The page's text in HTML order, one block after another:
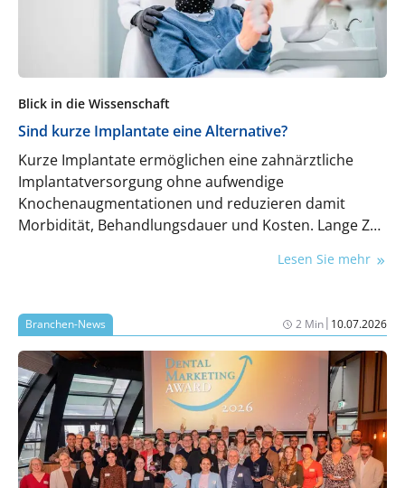
Blick in die Wissenschaft
Sind kurze Implantate eine Alternative?
Kurze Implantate ermöglichen eine zahnärztliche
Implantatversorgung ohne aufwendige
Knochenaugmentationen und reduzieren damit
Morbidität, Behandlungsdauer und Kosten. Lange Zeit
verschiedenen klinischen Situationen langfristig
Implantate . Die folgende Meta-Analyse
randomisierter klinischer Studien trägt zur Klärung
dieser Frage bei.
Lesen Sie mehr
Branchen-News 2 Min| 10.07.2026